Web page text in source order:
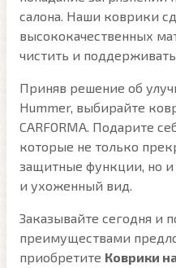
салона. Наши коврики
высококачественных
чистить и
Приняв решение об
Hummer, выбирайте
CARFORMA. Подарите
которые не только
защитные функции, но
и ухоженный вид.
Заказывайте сегодня и
преимуществами
приобретите Коврики